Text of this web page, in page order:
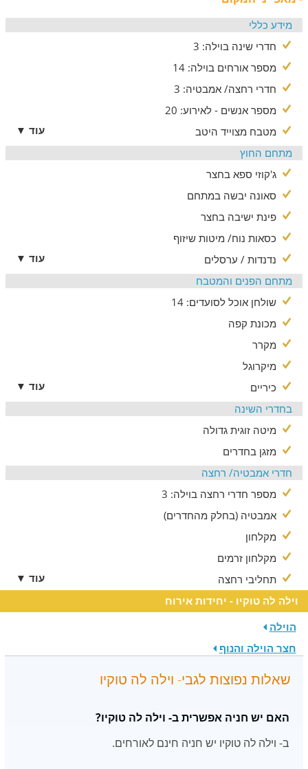
ניתן להוסיף לול בתיאום מראש
ניתן לקבל פלטת שבת ומיחם בתיאום מראש
המתחם החיצוני
מתקנים שהופכים כל חופשה למושלמת
בחצר הוילה אין רגע משעמם, הנוף מהמם והאווירה קסומה. אז מה
מחכה לכם?
מטבח חיצוני עם עמדת BBQ מאבן
שולחנות משחק (כדורגל, סנוקר ופינג פונג)
ג'קוזי ספא מרגיע ומפנק
סאונה
מיטות שיזוף ופינות ישיבה באוויר הצלול
מה בסביבה
הכנרת במרחק נגיעה ושפע אטרקציות באזור
ספורט ימי מטורפות, כגון: אבובים, בננות, אופנועי ים, סירות וקייט
סרפינג.
בגליל העליון מסלולי רכיבה על אופניים, טיולי שטח על טרקטורונים,
יקבי בוטיק מצוינים, פינות ליטוף לילדים, גלריות אמנות, מסעדות
מגוונות ועוד.
מידע כללי
חדרי שינה בוילה: 3
מספר אורחים בוילה: 14
חדרי רחצה/ אמבטיה: 3
מספר אנשים - לאירוע: 20
מטבח מצוייד היטב
עוד ▼
מתחם החוץ
ג'קוזי ספא בחצר
סאונה יבשה במתחם
פינת ישיבה בחצר
כסאות נוח/ מיטות שיזוף
נדנדות / ערסלים
עוד ▼
מתחם הפנים והמטבח
שולחן אוכל לסועדים: 14
מכונת קפה
מקרר
מיקרוגל
כיריים
עוד ▼
בחדרי השינה
מיטה זוגית גדולה
מזגן בחדרים
חדרי אמבטיה/ רחצה
מספר חדרי רחצה בוילה: 3
אמבטיה (בחלק מהחדרים)
מקלחון
מקלחון זרמים
תחליבי רחצה
עוד ▼
וילה לה טוקיו - יחידות אירוח
הוילה
חצר הוילה והנוף
שאלות נפוצות לגבי- וילה לה טוקיו
האם יש חניה אפשרית ב- וילה לה טוקיו?
ב- וילה לה טוקיו יש חניה חינם לאורחים.